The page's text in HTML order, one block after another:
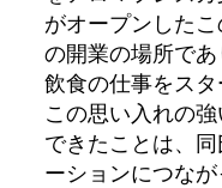
がオープンした
の開業の場所で
飲食の仕事をスタ
この思い入れの
できたことは、
ーションにつなが